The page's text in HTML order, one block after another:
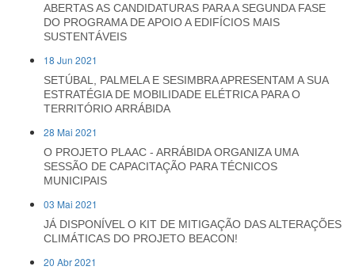
ABERTAS AS CANDIDATURAS PARA A SEGUNDA FASE
DO PROGRAMA DE APOIO A EDIFÍCIOS MAIS
SUSTENTÁVEIS
18 Jun 2021
SETÚBAL, PALMELA E SESIMBRA APRESENTAM A SUA
ESTRATÉGIA DE MOBILIDADE ELÉTRICA PARA O
TERRITÓRIO ARRÁBIDA
28 Mai 2021
O PROJETO PLAAC - ARRÁBIDA ORGANIZA UMA
SESSÃO DE CAPACITAÇÃO PARA TÉCNICOS
MUNICIPAIS
03 Mai 2021
JÁ DISPONÍVEL O KIT DE MITIGAÇÃO DAS ALTERAÇÕES
CLIMÁTICAS DO PROJETO BEACON!
20 Abr 2021